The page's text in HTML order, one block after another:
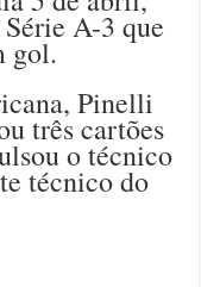
A-3 que
gol.
Pinelli
três cartões
o técnico
técnico do